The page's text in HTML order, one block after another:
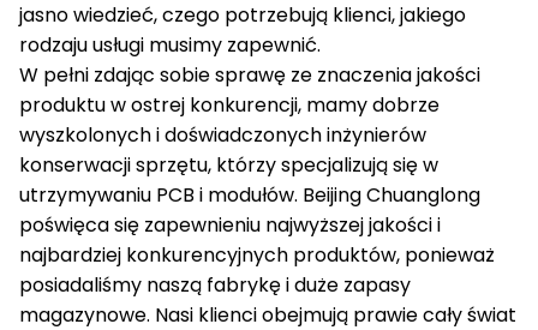
jasno wiedzieć, czego potrzebują klienci, jakiego
rodzaju usługi musimy zapewnić.
W pełni zdając sobie sprawę ze znaczenia jakości
produktu w ostrej konkurencji, mamy dobrze
wyszkolonych i doświadczonych inżynierów
konserwacji sprzętu, którzy specjalizują się w
utrzymywaniu PCB i modułów. Beijing Chuanglong
poświęca się zapewnieniu najwyższej jakości i
najbardziej konkurencyjnych produktów, ponieważ
posiadaliśmy naszą fabrykę i duże zapasy
magazynowe. Nasi klienci obejmują prawie cały świat